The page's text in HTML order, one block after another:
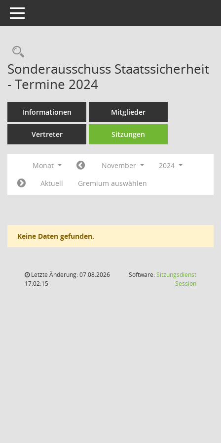
Toggle navigation
Rechercheauswahl
Sonderausschuss Staatssicherheit
- Termine 2024
Informationen Mitglieder
Vertreter Sitzungen
Monat November
2024
Aktuell
Gremium auswählen
Keine Daten gefunden.
Letzte Änderung: 07.08.2026
17:02:15
Software:Sitzungsdienst
Session(Wird in